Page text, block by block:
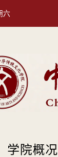
六
学院概况